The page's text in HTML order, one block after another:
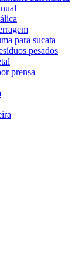
para sucata
pesados
prensa